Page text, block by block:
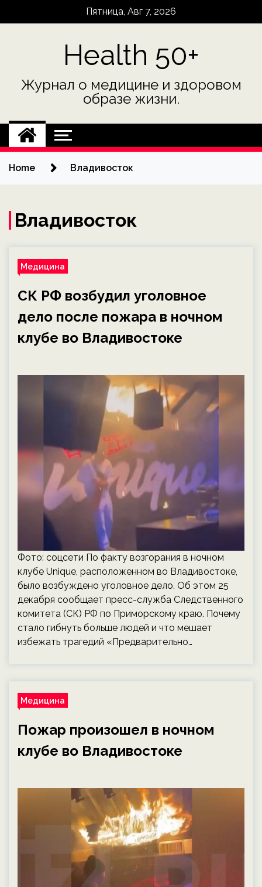
Пятница, Авг 7, 2026
Health 50+
Журнал о медицине и здоровом
образе жизни.
Home Владивосток
Владивосток
Медицина
СК РФ возбудил уголовное
дело после пожара в ночном
клубе во Владивостоке
Фото: соцсети По факту возгорания в ночном
клубе Unique, расположенном во Владивостоке,
было возбуждено уголовное дело. Об этом 25
декабря сообщает пресс-служба Следственного
комитета (СК) РФ по Приморскому краю. Почему
стало гибнуть больше людей и что мешает
избежать трагедий «Предварительно…
Медицина
Пожар произошел в ночном
клубе во Владивостоке